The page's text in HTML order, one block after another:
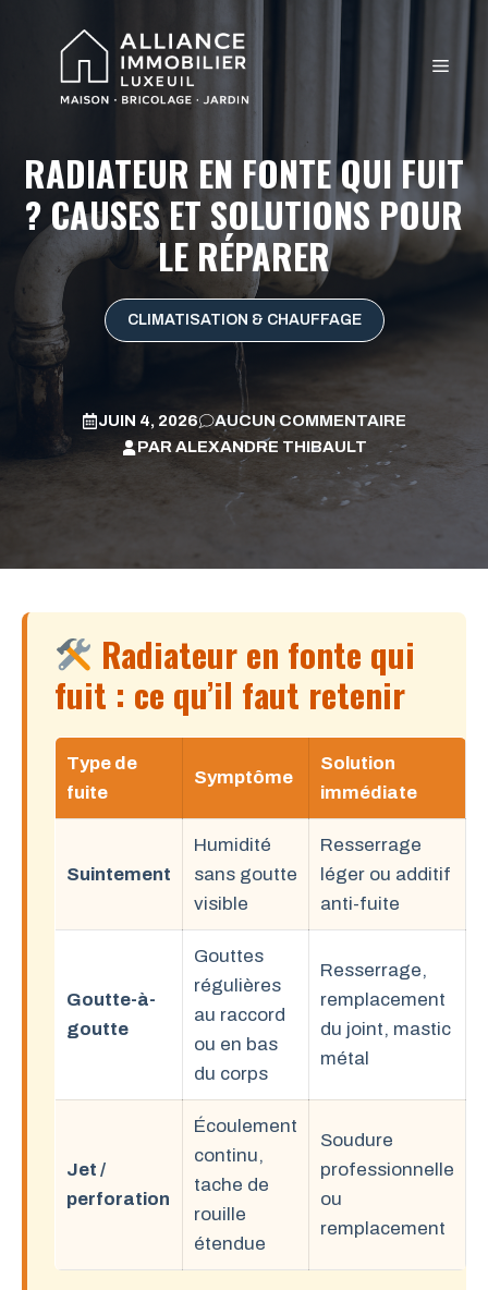
RADIATEUR EN FONTE QUI FUIT
? CAUSES ET SOLUTIONS POUR
LE RÉPARER
CLIMATISATION & CHAUFFAGE
JUIN 4, 2026
AUCUN COMMENTAIRE
PAR ALEXANDRE THIBAULT
Radiateur en fonte qui
fuit : ce qu’il faut retenir
Type de
fuite
Symptôme
Solution
immédiate
Suintement
Humidité
sans goutte
visible
Resserrage
léger ou additif
anti-fuite
Goutte-à-
goutte
Gouttes
régulières
au raccord
ou en bas
du corps
Resserrage,
remplacement
du joint, mastic
métal
Jet /
perforation
Écoulement
continu,
tache de
rouille
étendue
Soudure
professionnelle
ou
remplacement